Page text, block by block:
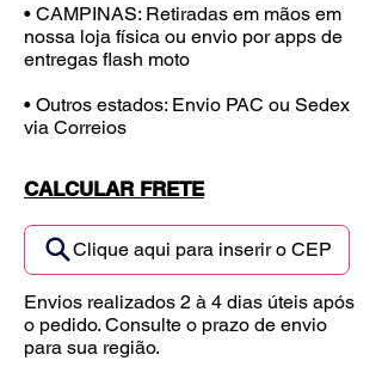
• CAMPINAS: Retiradas em mãos em
nossa loja física ou envio por apps de
entregas flash moto
• Outros estados: Envio PAC ou Sedex
via Correios
CALCULAR FRETE
Clique aqui para inserir o CEP
Envios realizados 2 à 4 dias úteis após
o pedido. Consulte o prazo de envio
para sua região.